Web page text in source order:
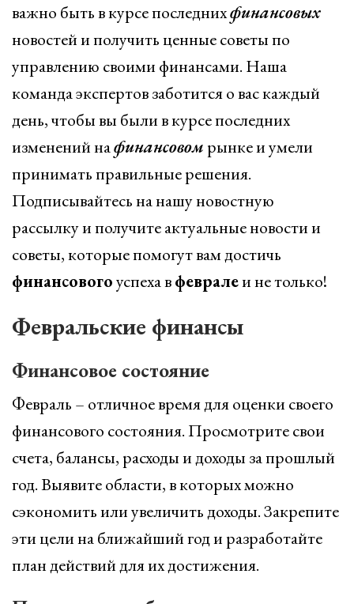
важно быть в курсе последнихфинансовых
новостей и получить ценные советы по
управлению своими финансами. Наша
команда экспертов заботится о вас каждый
день, чтобы вы были в курсе последних
изменений нафинансовом рынке и умели
принимать правильные решения.
Подписывайтесь на нашу новостную
рассылку и получите актуальные новости и
советы, которые помогут вам достичь
финансовогоуспеха вфевралеи не только!
Февральские финансы
Финансовое состояние
Февраль – отличное время для оценки своего
финансового состояния. Просмотрите свои
счета, балансы, расходы и доходы за прошлый
год. Выявите области, в которых можно
сэкономить или увеличить доходы. Закрепите
эти цели на ближайший год и разработайте
план действий для их достижения.